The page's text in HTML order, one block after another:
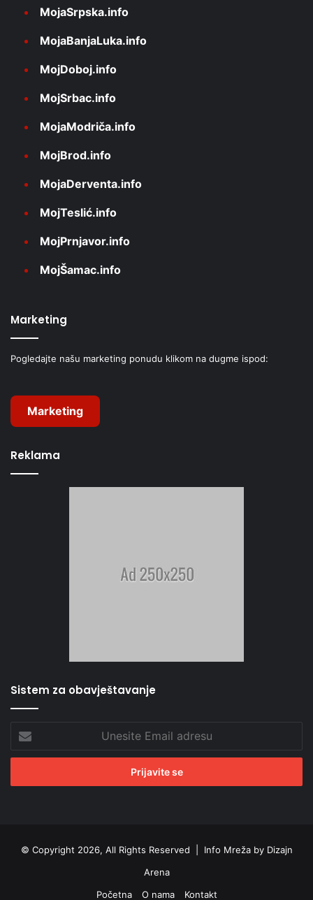
MojaSrpska.info
MojaBanjaLuka.info
MojDoboj.info
MojSrbac.info
MojaModriča.info
MojBrod.info
MojaDerventa.info
MojTeslić.info
MojPrnjavor.info
MojŠamac.info
Marketing
Pogledajte našu marketing ponudu klikom na dugme ispod:
Marketing
Reklama
Sistem za obavještavanje
Email
adresu
© Copyright 2026, All Rights Reserved | Info Mreža by Dizajn
Arena
Početna
O nama Kontakt